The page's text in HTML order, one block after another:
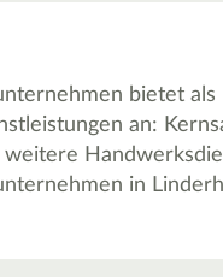
bietet
an:
in